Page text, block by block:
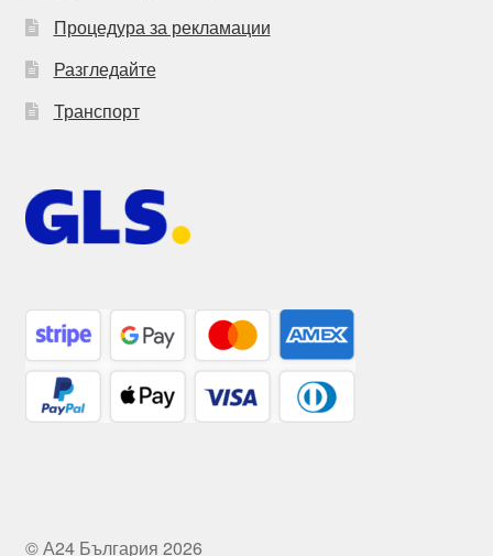
Процедура за рекламации
Разгледайте
Транспорт
© А24 България 2026